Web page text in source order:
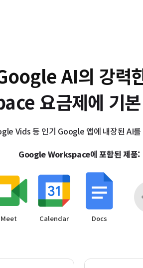
AI의 강력
요금제에 기본
Vids 등 인기 Google 앱에 내장된 AI를
Google Workspace에 포함된 제품:
Meet Calendar Docs